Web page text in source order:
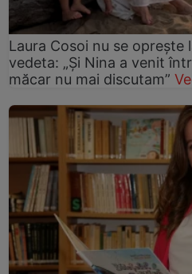
Laura Cosoi nu se oprește
vedeta: „Și Nina a venit
măcar nu mai discutam”